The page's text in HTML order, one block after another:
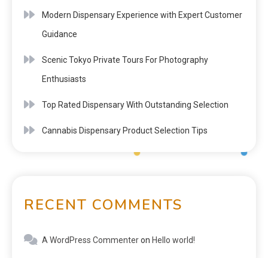
Modern Dispensary Experience with Expert Customer
Guidance
Scenic Tokyo Private Tours For Photography
Enthusiasts
Top Rated Dispensary With Outstanding Selection
Cannabis Dispensary Product Selection Tips
RECENT COMMENTS
A WordPress Commenteron Hello world!